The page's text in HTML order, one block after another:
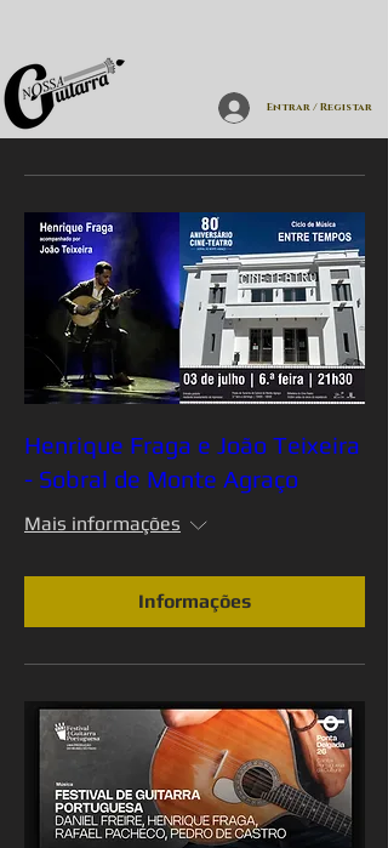
Entrar / Registar
Henrique Fraga e João Teixeira
- Sobral de Monte Agraço
Mais informações
Informações